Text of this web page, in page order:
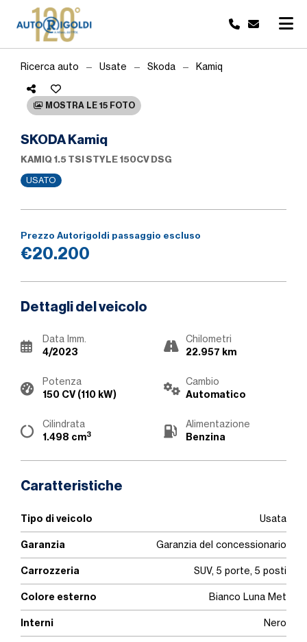
Ricerca auto Usate Skoda Kamiq
MOSTRA LE 15 FOTO
SKODA Kamiq
KAMIQ 1.5 TSI STYLE 150CV DSG
USATO
Prezzo Autorigoldi passaggio escluso
€20.200
Dettagli del veicolo
Data Imm.
4/2023
Chilometri
22.957 km
Potenza
150 CV (110 kW)
Cambio
Automatico
Cilindrata
1.498 cm3
Alimentazione
Benzina
Caratteristiche
Tipo di veicolo Usata
Garanzia Garanzia del concessionario
Carrozzeria SUV, 5 porte, 5 posti
Colore esterno Bianco Luna Met
Interni Nero